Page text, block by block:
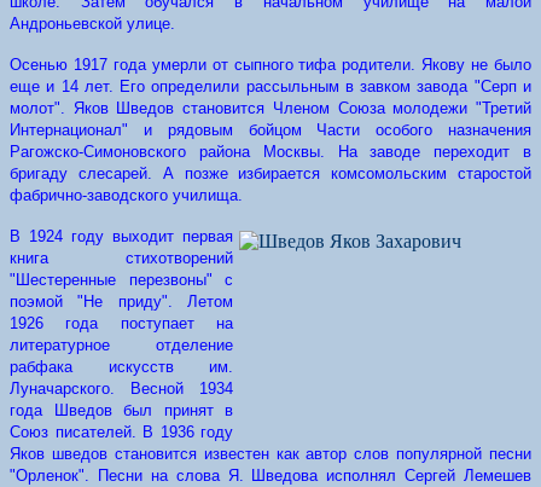
Андроньевской улице.
Осенью 1917 года умерли от сыпного тифа родители. Якову не было
еще и 14 лет. Его определили рассыльным в завком завода "Серп и
молот". Яков Шведов становится Членом Союза молодежи "Третий
Интернационал" и рядовым бойцом Части особого назначения
Рагожско-Симоновского района Москвы. На заводе переходит в
бригаду слесарей. А позже избирается комсомольским старостой
фабрично-заводского училища.
В 1924 году выходит первая
книга стихотворений
"Шестеренные перезвоны" с
поэмой "Не приду". Летом
1926 года поступает на
литературное отделение
рабфака искусств им.
Луначарского. Весной 1934
года Шведов был принят в
Союз писателей. В 1936 году
Яков шведов становится известен как автор слов популярной песни
"Орленок". Песни на слова Я. Шведова исполнял Сергей Лемешев